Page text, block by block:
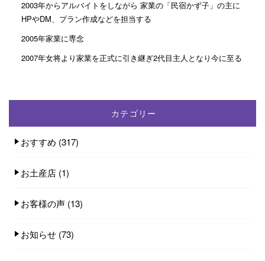
2003年からアルバイトをしながら 家業の「民宿かず子」の主に
HPやDM、プラン作成などを担当する
2005年家業に専念
2007年女将より家業を正式に引き継ぎ2代目主人となり今に至る
カテゴリー
おすすめ (317)
お土産店 (1)
お客様の声 (13)
お知らせ (73)